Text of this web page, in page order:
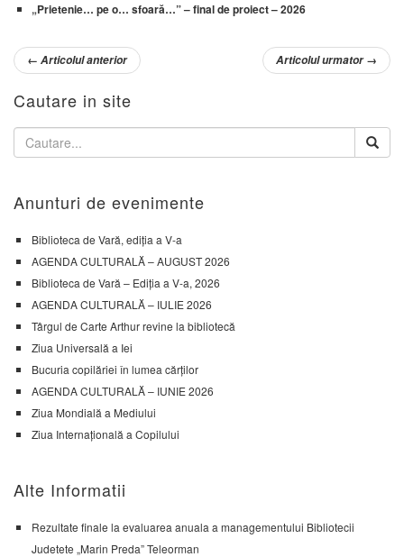
„Prietenie… pe o… sfoară…” – final de proiect – 2026
← Articolul anterior Articolul urmator→
Cautare in site
Anunturi de evenimente
Biblioteca de Vară, ediția a V-a
AGENDA CULTURALĂ – AUGUST 2026
Biblioteca de Vară – Ediția a V-a, 2026
AGENDA CULTURALĂ – IULIE 2026
Târgul de Carte Arthur revine la bibliotecă
Ziua Universală a Iei
Bucuria copilăriei în lumea cărților
AGENDA CULTURALĂ – IUNIE 2026
Ziua Mondială a Mediului
Ziua Internațională a Copilului
Alte Informatii
Rezultate finale la evaluarea anuala a managementului Bibliotecii
Judetete „Marin Preda” Teleorman